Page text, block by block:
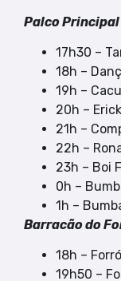
Palco Principal
17h30 –
18h –
19h –
20h –
21h –
22h –
23h – Boi
0h –
1h –
Barracão do
18h –
19h50 –